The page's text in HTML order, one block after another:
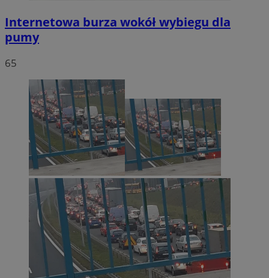
Internetowa burza wokół wybiegu dla
pumy
65